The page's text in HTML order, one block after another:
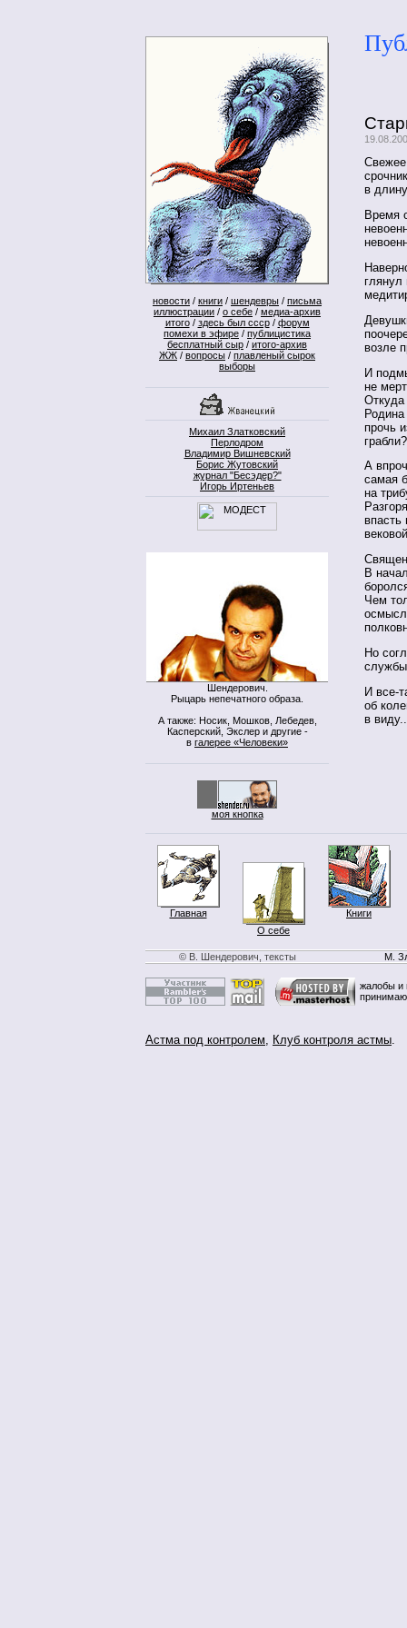
новости / книги / шендевры / письма
иллюстрации / о себе / медиа-архив
итого/ здесь был ссср/ форум
помехи в эфире / публицистика
бесплатный сыр / итого-архив
ЖЖ / вопросы / плавленый сырок
выборы
Михаил Златковский
Перлодром
Владимир Вишневский
Борис Жутовский
журнал "Бесэдер?"
Игорь Иртеньев
Шендерович.
Рыцарь непечатного образа.
А также: Носик, Мошков, Лебедев,
Касперский, Экслер и другие -
в галерее «Человеки»
моя кнопка
Свежее
в
Время
глянул
возле
И
не
Откуда
Родина
прочь
А
самая
на
впасть
В
Чем
Но
службы
И все-
об
в
Главная
О себе
Книги
© В. Шендерович, тексты М.
жалобы и
Астма под контролем, Клуб контроля астмы.